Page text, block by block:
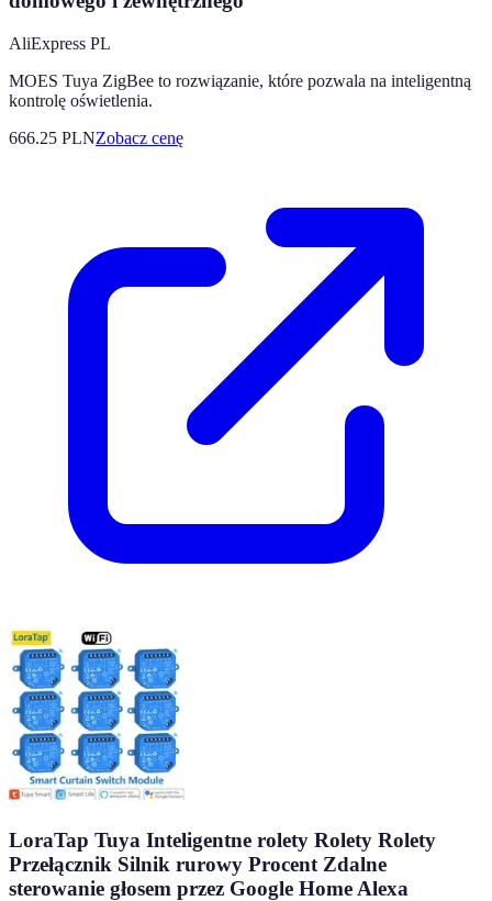
AliExpress PL
MOES Tuya ZigBee to rozwiązanie, które pozwala na inteligentną
kontrolę oświetlenia.
666.25 PLNZobacz cenę
LoraTap Tuya Inteligentne rolety Rolety Rolety
Przełącznik Silnik rurowy Procent Zdalne
sterowanie głosem przez Google Home Alexa